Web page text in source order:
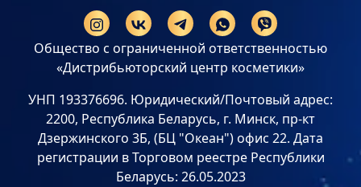
Общество с ограниченной ответственностью
«Дистрибьюторский центр косметики»
УНП 193376696. Юридический/Почтовый адрес:
2200, Республика Беларусь, г. Минск, пр-кт
Дзержинского 3Б, (БЦ "Океан") офис 22. Дата
регистрации в Торговом реестре Республики
Беларусь: 26.05.2023